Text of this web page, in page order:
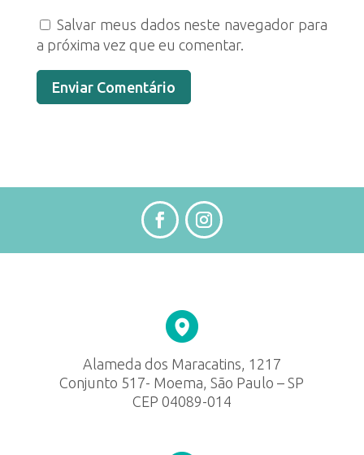
Salvar meus dados neste navegador para
a próxima vez que eu comentar.
Alameda dos Maracatins, 1217
Conjunto 517- Moema, São Paulo – SP
CEP 04089-014